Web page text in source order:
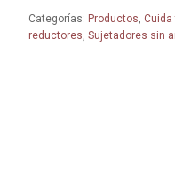
copa
preformada
Categorías: Productos,
reductores,Sujetadores sin